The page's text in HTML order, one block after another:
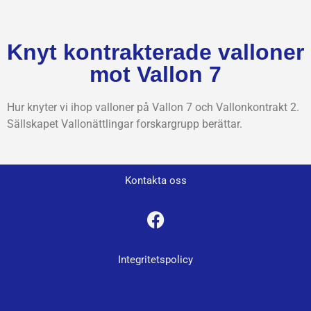
Knyt kontrakterade valloner
mot Vallon 7
Hur knyter vi ihop valloner på Vallon 7 och Vallonkontrakt 2.
Sällskapet Vallonättlingar forskargrupp berättar.
Kontakta oss
Integritetspolicy